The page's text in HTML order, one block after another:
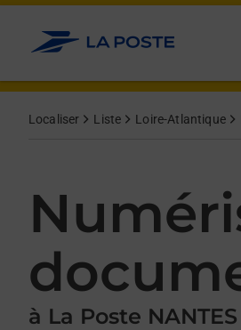
Allez au contenu
Localiser Liste Loire-Atlantique
à La Poste
Afficher ou masquer la réponse
Afficher ou masquer la réponse
Afficher ou masquer la réponse